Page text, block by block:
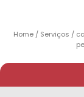
Home Serviços